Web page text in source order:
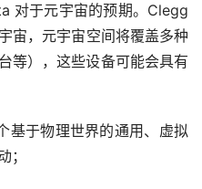
对于元宇宙的预期。Clegg
宙，元宇宙空间将覆盖多种
等），这些设备可能会具有
基于物理世界的通用、虚拟
；